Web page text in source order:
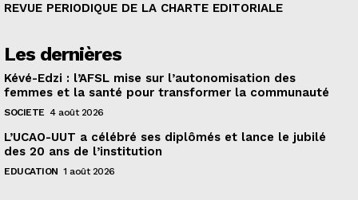
REVUE PERIODIQUE DE LA CHARTE EDITORIALE
Les dernières
Kévé-Edzi : l’AFSL mise sur l’autonomisation des
femmes et la santé pour transformer la communauté
SOCIETE 4 août 2026
L’UCAO-UUT a célébré ses diplômés et lance le jubilé
des 20 ans de l’institution
EDUCATION 1 août 2026